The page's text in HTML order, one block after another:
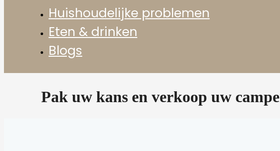
Huishoudelijke problemen
Eten & drinken
Blogs
Pak uw kans en verkoop uw